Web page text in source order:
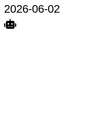
2026-06-02